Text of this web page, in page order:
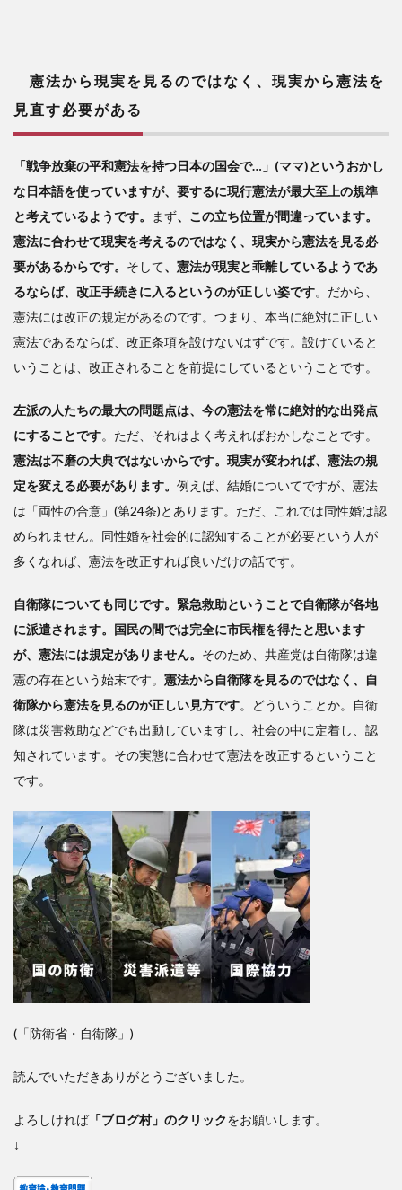
憲法から現実を見るのではなく、現実から憲法を
見直す必要がある
「戦争放棄の平和憲法を持つ日本の国会で…」(ママ)というおかし
な日本語を使っていますが、要するに現行憲法が最大至上の規準
と考えているようです。
まず、この立ち位置が間違っています。
憲法に合わせて現実を考えるのではなく、現実から憲法を見る必
要があるからです。 そして、 憲法が現実と乖離しているようであ
るならば、改正手続きに入るというのが正しい姿です。だから、
憲法には改正の規定があるのです。つまり、 本当に絶対に正しい
憲法であるならば、改正条項を設けないはずです。設けていると
いうことは、改正されることを前提にしているということです。
左派の人たちの最大の問題点は、今の憲法を常に絶対的な出発点
にすることです。ただ、それはよく考えればおかしなことです。
憲法は不磨の大典ではないからです。現実が変われば、憲法の規
定を変える必要があります。 例えば、結婚についてですが、憲法
は「両性の合意」(第24条)とあります。ただ、これでは同性婚は認
められません。同性婚を社会的に認知することが必要という人が
多くなれば、憲法を改正すれば良いだけの話です。
自衛隊についても同じです。緊急救助ということで自衛隊が各地
に派遣されます。国民の間では完全に市民権を得たと思います
が、憲法には規定がありません。 そのため、共産党は自衛隊は違
憲の存在という始末です。 憲法から自衛隊を見るのではなく、
自
衛隊から憲法を見るのが正しい見方です。どういうことか。
自衛
隊は災害救助などでも出動していますし、社会の中に定着し、認
知されています。その実態に合わせて憲法を改正するということ
です。
(「防衛省・自衛隊」)
読んでいただきありがとうございました。
よろしければ 「ブログ村」のクリックをお願いします。
↓